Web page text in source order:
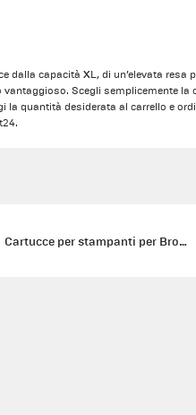
dalla capacità XL, di un’elevata resa
vantaggioso. Scegli semplicemente
la quantità desiderata al carrello e
Cartucce per stampanti per Brother LC421XL